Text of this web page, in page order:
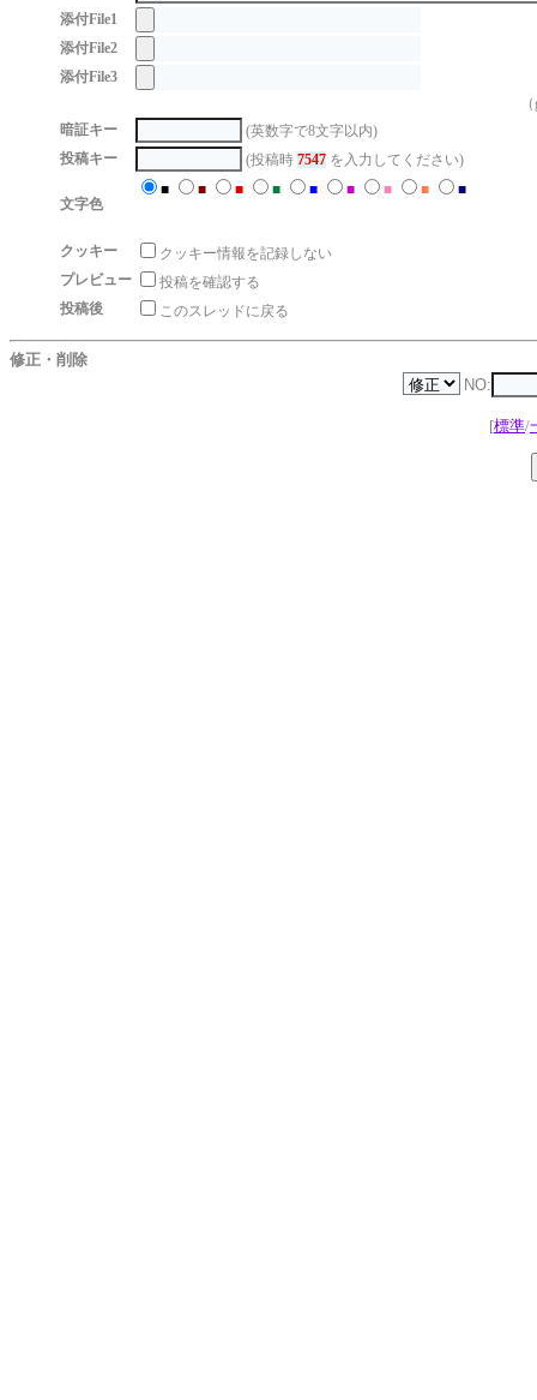
添付File1
添付File2
添付File3
暗証キー
(英数字で8文字以内)
投稿キー
(投稿時 7547 を入力してください)
文字色
■ ■ ■ ■ ■ ■ ■ ■ ■
クッキー
クッキー情報を記録しない
プレビュー
投稿を確認する
投稿後
このスレッドに戻る
修正・削除
NO:
[標準/